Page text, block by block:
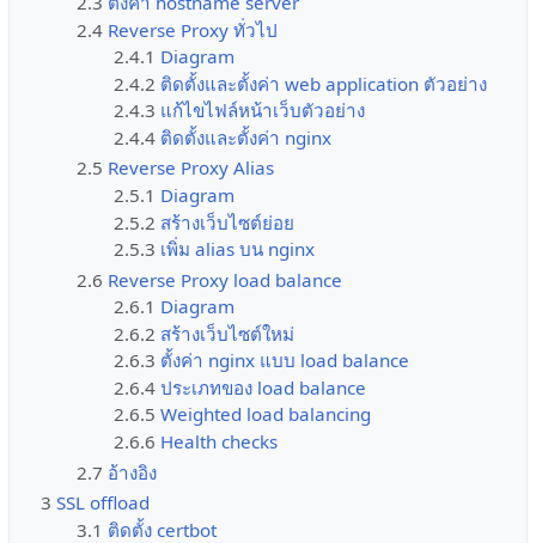
2.4 Reverse Proxy ทั่วไป
2.4.1 Diagram
2.4.2 ติดตั้งและตั้งค่า web application ตัวอย่าง
2.4.3 แก้ไขไฟล์หน้าเว็บตัวอย่าง
2.4.4 ติดตั้งและตั้งค่า nginx
2.5 Reverse Proxy Alias
2.5.1 Diagram
2.5.2 สร้างเว็บไซต์ย่อย
2.5.3 เพิ่ม alias บน nginx
2.6 Reverse Proxy load balance
2.6.1 Diagram
2.6.2 สร้างเว็บไซต์ใหม่
2.6.3 ตั้งค่า nginx แบบ load balance
2.6.4 ประเภทของ load balance
2.6.5 Weighted load balancing
2.6.6 Health checks
2.7 อ้างอิง
3 SSL offload
3.1 ติดตั้ง certbot